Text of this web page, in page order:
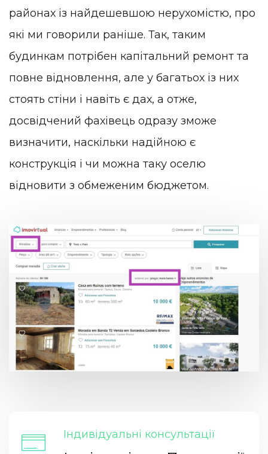
районах із найдешевшою нерухомістю, про
які ми говорили раніше. Так, таким
будинкам потрібен капітальний ремонт та
повне відновлення, але у багатьох із них
стоять стіни і навіть є дах, а отже,
досвідчений фахівець одразу зможе
визначити, наскільки надійною є
конструкція і чи можна таку оселю
відновити з обмеженим бюджетом.
Індивідуальні консультації